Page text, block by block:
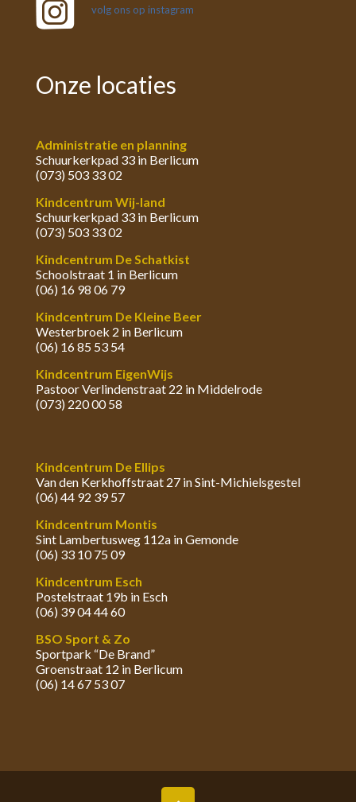
volg ons op instagram
Onze locaties
Administratie en planning
Schuurkerkpad 33 in Berlicum
(073) 503 33 02
Kindcentrum Wij-land
Schuurkerkpad 33 in Berlicum
(073) 503 33 02
Kindcentrum De Schatkist
Schoolstraat 1 in Berlicum
(06) 16 98 06 79
Kindcentrum De Kleine Beer
Westerbroek 2 in Berlicum
(06) 16 85 53 54
Kindcentrum EigenWijs
Pastoor Verlindenstraat 22 in Middelrode
(073) 220 00 58
Kindcentrum De Ellips
Van den Kerkhoffstraat 27 in Sint-Michielsgestel
(06) 44 92 39 57
Kindcentrum Montis
Sint Lambertusweg 112a in Gemonde
(06) 33 10 75 09
Kindcentrum Esch
Postelstraat 19b in Esch
(06) 39 04 44 60
BSO Sport & Zo
Sportpark “De Brand”
Groenstraat 12 in Berlicum
(06) 14 67 53 07